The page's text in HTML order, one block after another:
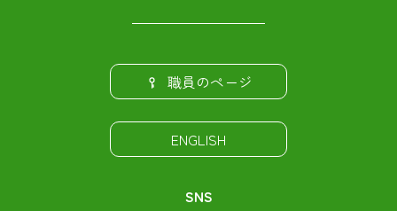
職員のページ
ENGLISH
SNS